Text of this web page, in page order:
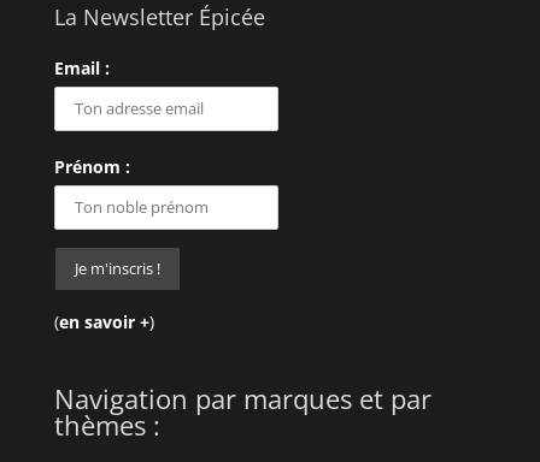
La Newsletter Épicée
Email :
Prénom :
(en savoir +)
Navigation par marques et par
thèmes :